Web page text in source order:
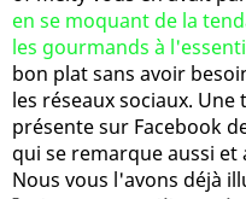
en se moquant de la
les gourmands à
bon plat sans avoir
les réseaux sociaux.
présente sur Facebook
qui se remarque aussi
Nous vous l'avons déjà